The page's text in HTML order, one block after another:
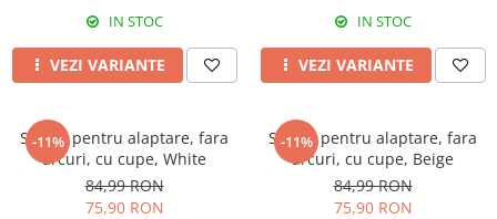
IN STOC
VEZI VARIANTE
IN STOC
VEZI VARIANTE
-11%
Sutien pentru alaptare, fara
arcuri, cu cupe, White
84,99 RON
75,90 RON
-11%
Sutien pentru alaptare, fara
arcuri, cu cupe, Beige
84,99 RON
75,90 RON